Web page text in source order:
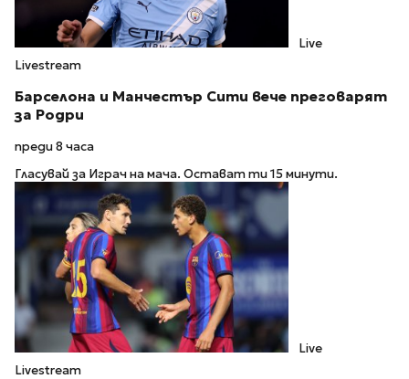
Live
Livestream
Барселона и Манчестър Сити вече преговарят
за Родри
преди 8 часа
Гласувай за Играч на мача. Остават ти 15 минути.
Live
Livestream